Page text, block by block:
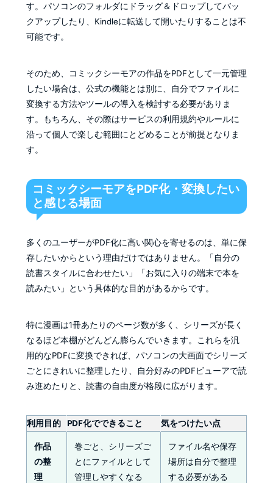
す。パソコンのフォルダにドラッグ＆ドロップしてバッ
クアップしたり、Kindleに転送して開いたりすることは不
可能です。
そのため、コミックシーモアの作品をPDFとして一元管理
したい場合は、公式の機能とは別に、自分でファイルに
変換する方法やツールの導入を検討する必要がありま
す。もちろん、その際はサービスの利用規約やルールに
沿って個人で楽しむ範囲にとどめることが前提となりま
す。
コミックシーモアをPDF化・変換したい
と感じる場面
多くのユーザーがPDF化に高い関心を寄せるのは、単に保
存したいからという理由だけではありません。「自分の
読書スタイルに合わせたい」「お気に入りの端末で本を
読みたい」という具体的な目的があるからです。
特に漫画は1冊あたりのページ数が多く、シリーズが長く
なるほど本棚がどんどん膨らんでいきます。これらを汎
用的なPDFに変換できれば、パソコンの大画面でシリーズ
ごとにきれいに整理したり、自分好みのPDFビューアで読
み進めたりと、読書の自由度が格段に広がります。
利用目的 PDF化でできること 気をつけたい点
作品
の整
理
巻ごと、シリーズご
とにファイルとして
管理しやすくなる
ファイル名や保存
場所は自分で整理
する必要がある